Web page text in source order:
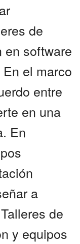
de
en software
el marco
entre
en una
En
a
de
y equipos